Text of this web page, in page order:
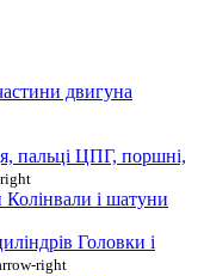
двигуна
ЦПГ, поршні,
Колінвали і шатуни
Головки і